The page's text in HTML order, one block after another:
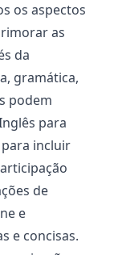
os aspectos
as
da
gramática,
podem
para
incluir
de
e
e concisas.